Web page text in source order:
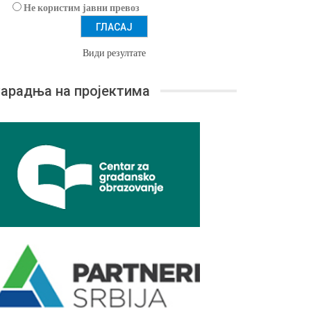
Не користим јавни превоз
Види резултате
на пројектима